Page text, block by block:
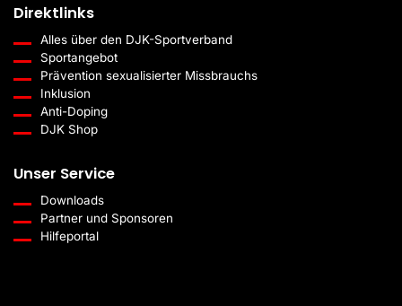
Direktlinks
Alles über den DJK-Sportverband
Sportangebot
Prävention sexualisierter Missbrauchs
Inklusion
Anti-Doping
DJK Shop
Unser Service
Downloads
Partner und Sponsoren
Hilfeportal